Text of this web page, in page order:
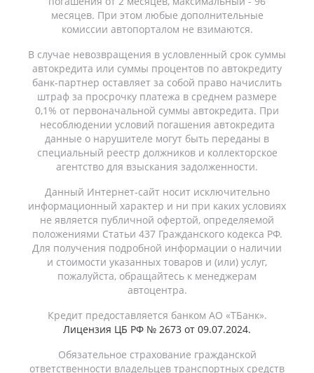
месяцев. При этом любые дополнительные
комиссии автопорталом не взимаются.
В случае невозвращения в условленный срок суммы
автокредита или суммы процентов по автокредиту
банк-партнер оставляет за собой право начислить
штраф за просрочку платежа в среднем размере
0,1% от первоначальной суммы автокредита. При
несоблюдении условий погашения автокредита
данные о нарушителе могут быть переданы в
специальный реестр должников и коллекторское
агентство для взыскания задолженности.
Данный Интернет-сайт носит исключительно
информационный характер и ни при каких условиях
не является публичной офертой, определяемой
положениями Статьи 437 Гражданского кодекса РФ.
Для получения подробной информации о наличии
и стоимости указанных товаров и (или) услуг,
пожалуйста, обращайтесь к менеджерам
автоцентра.
Кредит предоставляется банком АО «ТБанк».
Лицензия ЦБ РФ № 2673 от 09.07.2024.
Обязательное страхование гражданской
ответственности владельцев транспортных средств